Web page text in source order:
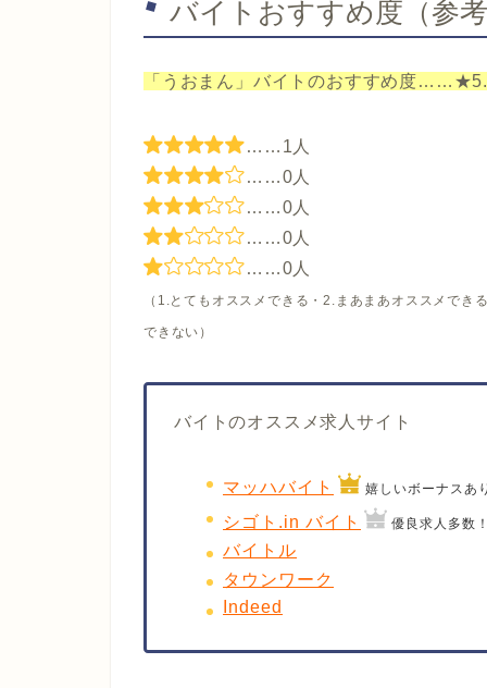
バイトおすすめ度（参
「うおまん」バイトのおすすめ度
……1人
……0人
……0人
……0人
……0人
（1.とてもオススメできる・2.まあまあオススメで
できない）
バイトのオススメ求人サイト
マッハバイト 嬉しいボーナスあ
シゴト.in バイト 優良求人多数
バイトル
タウンワーク
Indeed